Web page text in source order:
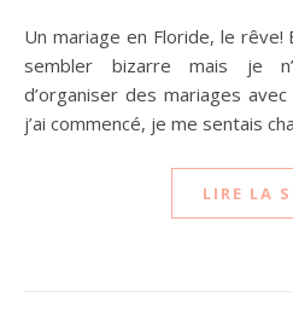
Un mariage en Floride, le rêve! Et cela va sans doute vous
sembler bizarre mais je
d’organiser des mariages avec
j’ai commencé, je me sentais
LIRE LA